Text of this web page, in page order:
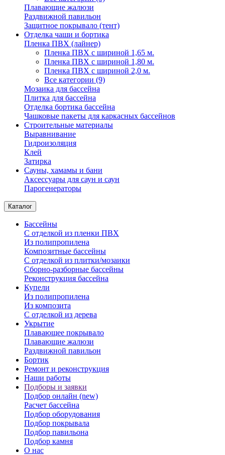
Плавающие жалюзи
Раздвижной павильон
Защитное покрывало (тент)
Отделка чаши и бортика
Пленка ПВХ (лайнер)
Пленка ПВХ с шириной 1,65 м.
Пленка ПВХ с шириной 1,80 м.
Пленка ПВХ с шириной 2,0 м.
Все категории (9)
Мозаика для бассейна
Плитка для бассейна
Отделка бортика бассейна
Чашковые пакеты для каркасных бассейнов
Строительные материалы
Выравнивание
Гидроизоляция
Клей
Затирка
Сауны, хамамы и бани
Аксессуары для саун и саун
Парогенераторы
Каталог
Бассейны
С отделкой из пленки ПВХ
Из полипропилена
Композитные бассейны
С отделкой из плитки/мозаики
Сборно-разборные бассейны
Реконструкция бассейна
Купели
Из полипропилена
Из композита
С отделкой из дерева
Укрытие
Плавающее покрывало
Плавающие жалюзи
Раздвижной павильон
Бортик
Ремонт и реконструкция
Наши работы
Подборы и заявки
Подбор онлайн (new)
Расчет бассейна
Подбор оборудования
Подбор покрывала
Подбор павильона
Подбор камня
О нас